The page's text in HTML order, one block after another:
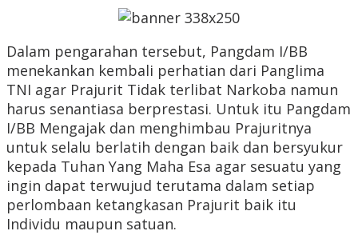
Dalam pengarahan tersebut, Pangdam I/BB
menekankan kembali perhatian dari Panglima
TNI agar Prajurit Tidak terlibat Narkoba namun
harus senantiasa berprestasi. Untuk itu Pangdam
I/BB Mengajak dan menghimbau Prajuritnya
untuk selalu berlatih dengan baik dan bersyukur
kepada Tuhan Yang Maha Esa agar sesuatu yang
ingin dapat terwujud terutama dalam setiap
perlombaan ketangkasan Prajurit baik itu
Individu maupun satuan.